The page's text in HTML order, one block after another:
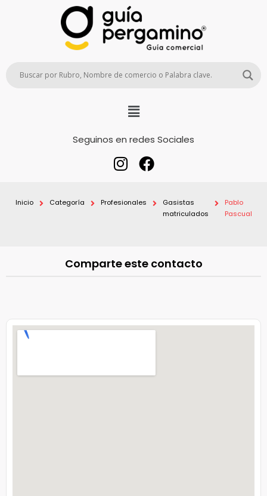
Seguinos en redes Sociales
Inicio Categoría Profesionales
Gasistas
matriculados
Pablo
Pascual
Comparte este contacto